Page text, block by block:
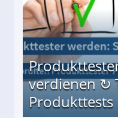
verdienen ↻
Produkttests